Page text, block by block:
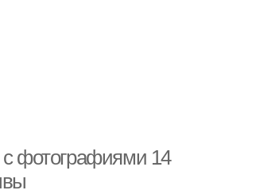
с фотографиями 14